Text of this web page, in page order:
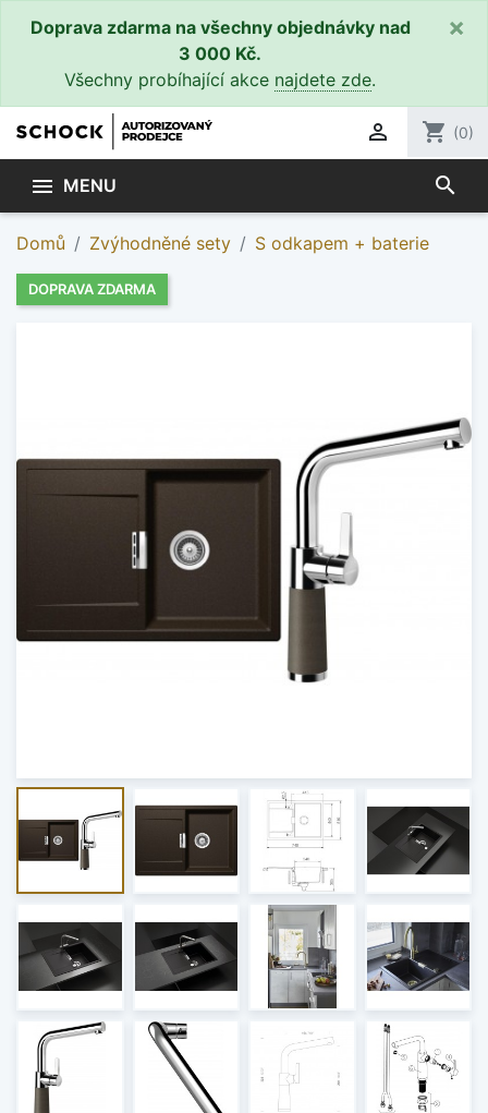
Doprava zdarma na všechny objednávky nad
3 000 Kč.
Všechny probíhající akce najdete zde.
×
 shopping_cart (0)
 MENU search
Domů Zvýhodněné sety S odkapem + baterie
DOPRAVA ZDARMA